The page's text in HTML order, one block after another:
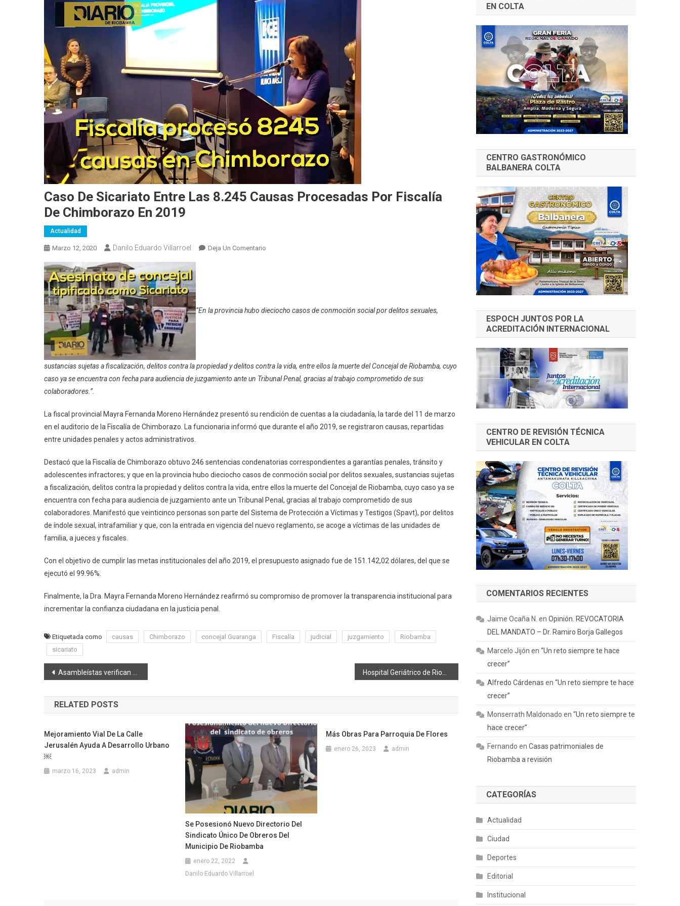
Caso De Sicariato Entre Las 8.245 Causas Procesadas Por Fiscalía
De Chimborazo En 2019
Actualidad
Marzo 12, 2020 Danilo Eduardo Villarroel Deja Un Comentario
Las
Fiscalía
De
2019
“En la provincia hubo dieciocho casos de conmoción social por delitos sexuales,
sustancias sujetas a fiscalización, delitos contra la propiedad y delitos contra la vida, entre ellos la muerte del Concejal de Riobamba, cuyo
caso ya se encuentra con fecha para audiencia de juzgamiento ante un Tribunal Penal, gracias al trabajo comprometido de sus
colaboradores.”.
La fiscal provincial Mayra Fernanda Moreno Hernández presentó su rendición de cuentas a la ciudadanía, la tarde del 11 de marzo
en el auditorio de la Fiscalía de Chimborazo. La funcionaria informó que durante el año 2019, se registraron causas, repartidas
entre unidades penales y actos administrativos.
Destacó que la Fiscalía de Chimborazo obtuvo 246 sentencias condenatorias correspondientes a garantías penales, tránsito y
adolescentes infractores; y que en la provincia hubo dieciocho casos de conmoción social por delitos sexuales, sustancias sujetas
a fiscalización, delitos contra la propiedad y delitos contra la vida, entre ellos la muerte del Concejal de Riobamba, cuyo caso ya se
encuentra con fecha para audiencia de juzgamiento ante un Tribunal Penal, gracias al trabajo comprometido de sus
colaboradores. Manifestó que veinticinco personas son parte del Sistema de Protección a Víctimas y Testigos (Spavt), por delitos
de índole sexual, intrafamiliar y que, con la entrada en vigencia del nuevo reglamento, se acoge a víctimas de las unidades de
familia, a jueces y fiscales.
Con el objetivo de cumplir las metas institucionales del año 2019, el presupuesto asignado fue de 151.142,02 dólares, del que se
ejecutó el 99.96%.
Finalmente, la Dra. Mayra Fernanda Moreno Hernández reafirmó su compromiso de promover la transparencia institucional para
incrementar la confianza ciudadana en la justicia penal.
Etiquetada como causas Chimborazo concejal Guaranga Fiscalía judicial juzgamiento
Riobamba
sicariato
Navegación
de
entradas
Asambleístas verifican actuación en casos de desaparecidos
RELATED POSTS
Mejoramiento Vial De La Calle
Jerusalén Ayuda A Desarrollo Urbano
￼
marzo 16, 2023 admin
Se Posesionó Nuevo Directorio Del
Sindicato Único De Obreros Del
Municipio De Riobamba
enero 22, 2022
Danilo Eduardo Villarroel
Más Obras Para Parroquia De Flores
enero 26, 2023 admin
EN COLTA
CENTRO GASTRONÓMICO
BALBANERA COLTA
ESPOCH JUNTOS POR LA
ACREDITACIÓN INTERNACIONAL
CENTRO DE REVISIÓN TÉCNICA
VEHICULAR EN COLTA
COMENTARIOS RECIENTES
Jaime Ocaña N. enOpinión. REVOCATORIA
DEL MANDATO – Dr. Ramiro Borja Gallegos
Marcelo Jijón en“Un reto siempre te hace
crecer”
Alfredo Cárdenas en“Un reto siempre te hace
crecer”
Monserrath Maldonado en“Un reto siempre te
hace crecer”
Fernando enCasas patrimoniales de
Riobamba a revisión
CATEGORÍAS
Actualidad
Ciudad
Deportes
Editorial
Institucional